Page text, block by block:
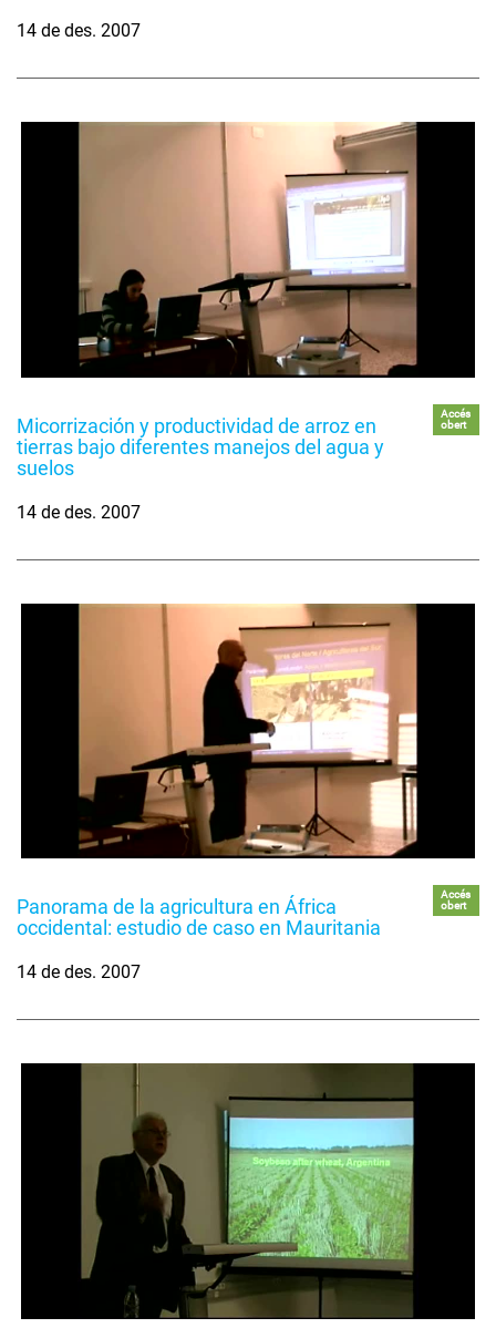
14 de des. 2007
Micorrización y productividad de arroz en
tierras bajo diferentes manejos del agua y
suelos
Accés
obert
14 de des. 2007
Panorama de la agricultura en África
occidental: estudio de caso en Mauritania
Accés
obert
14 de des. 2007